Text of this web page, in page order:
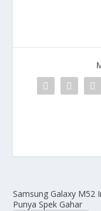
Samsung Galaxy M52
Punya Spek Gahar